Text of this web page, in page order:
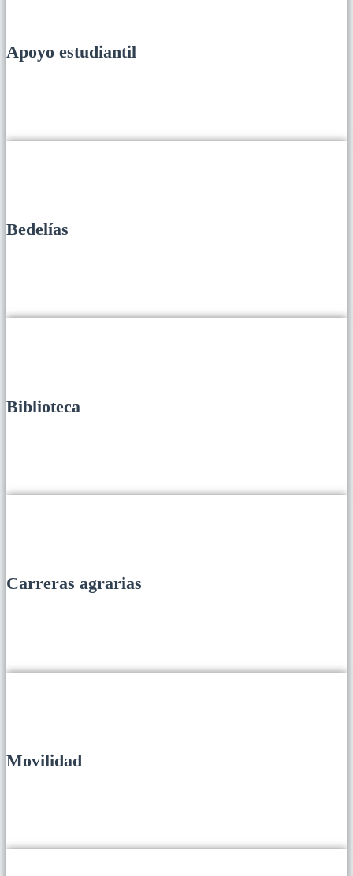
Apoyo estudiantil
Bedelías
Biblioteca
Carreras agrarias
Movilidad